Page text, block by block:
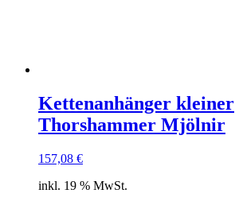
Kettenanhänger kleiner
Thorshammer Mjölnir
157,08 €
inkl. 19 % MwSt.